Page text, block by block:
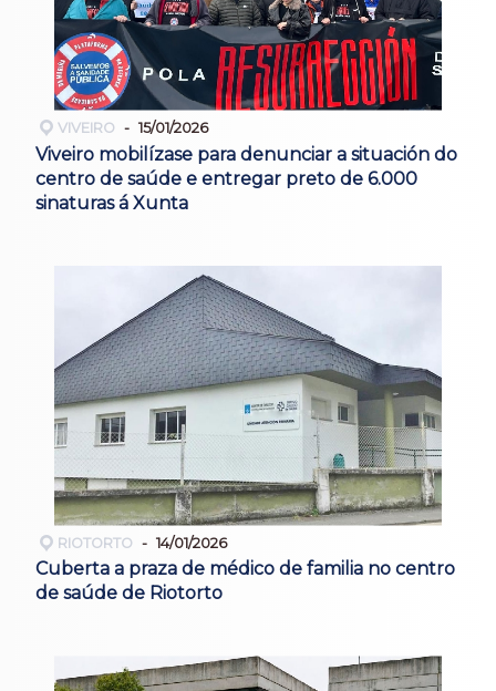
VIVEIRO 15/01/2026
Viveiro mobilízase para denunciar a situación do
centro de saúde e entregar preto de 6.000
sinaturas á Xunta
RIOTORTO 14/01/2026
Cuberta a praza de médico de familia no centro
de saúde de Riotorto